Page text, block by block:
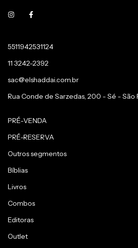
5511942531124
11 3242-2392
sac@elshaddai.com.br
Rua Conde de Sarzedas, 200 - Sé - São
PRÉ-VENDA
PRÉ-RESERVA
Outros segmentos
Bíblias
Livros
Combos
Editoras
Outlet